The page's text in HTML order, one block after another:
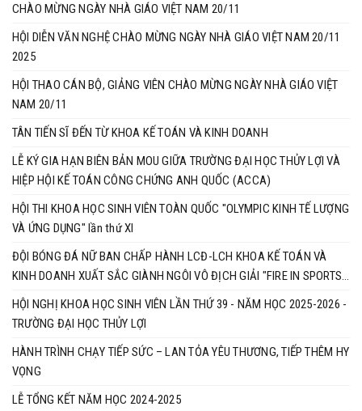
CHÀO MỪNG NGÀY NHÀ GIÁO VIỆT NAM 20/11
HỘI DIỄN VĂN NGHỆ CHÀO MỪNG NGÀY NHÀ GIÁO VIỆT NAM 20/11
2025
HỘI THAO CÁN BỘ, GIẢNG VIÊN CHÀO MỪNG NGÀY NHÀ GIÁO VIỆT
NAM 20/11
TÂN TIẾN SĨ ĐẾN TỪ KHOA KẾ TOÁN VÀ KINH DOANH
LỄ KÝ GIA HẠN BIÊN BẢN MOU GIỮA TRƯỜNG ĐẠI HỌC THỦY LỢI VÀ
HIỆP HỘI KẾ TOÁN CÔNG CHỨNG ANH QUỐC (ACCA)
HỘI THI KHOA HỌC SINH VIÊN TOÀN QUỐC "OLYMPIC KINH TẾ LƯỢNG
VÀ ỨNG DỤNG" lần thứ XI
ĐỘI BÓNG ĐÁ NỮ BAN CHẤP HÀNH LCĐ-LCH KHOA KẾ TOÁN VÀ
KINH DOANH XUẤT SẮC GIÀNH NGÔI VÔ ĐỊCH GIẢI "FIRE IN SPORTS
2025"
HỘI NGHỊ KHOA HỌC SINH VIÊN LẦN THỨ 39 - NĂM HỌC 2025-2026 -
TRƯỜNG ĐẠI HỌC THỦY LỢI ​​​​​​​
HÀNH TRÌNH CHẠY TIẾP SỨC – LAN TỎA YÊU THƯƠNG, TIẾP THÊM HY
VỌNG
LỄ TỔNG KẾT NĂM HỌC 2024-2025